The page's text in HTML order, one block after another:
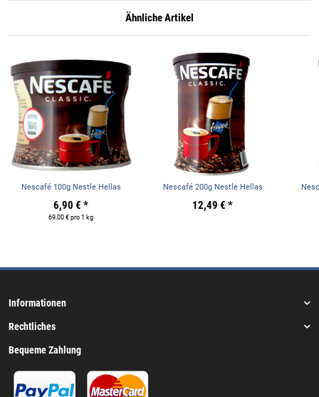
Ähnliche Artikel
Nescafé 100g Nestle Hellas
6,90 € *
69,00 € pro 1 kg
Nescafé 200g Nestle Hellas
12,49 € *
Informationen
Rechtliches
Bequeme Zahlung